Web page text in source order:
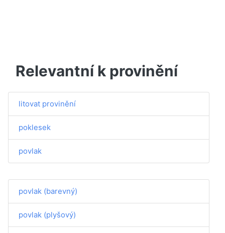
Relevantní k provinění
litovat provinění
poklesek
povlak
povlak (barevný)
povlak (plyšový)